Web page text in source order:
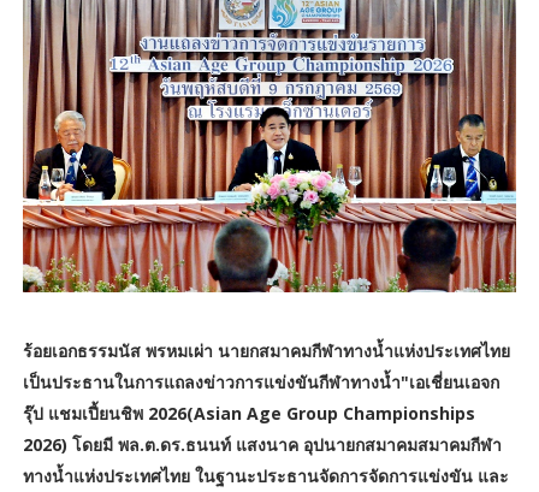
ร้อยเอกธรรมนัส พรหมเผ่า นายกสมาคมกีฬาทางน้ำแห่งประเทศไทย
เป็นประธานในการแถลงข่าวการแข่งขันกีฬาทางน้ำ"เอเชี่ยนเอจก
รุ๊ป แชมเปี้ยนชิพ 2026(Asian Age Group Championships
2026) โดยมี พล.ต.ดร.ธนนท์ แสงนาค อุปนายกสมาคมสมาคมกีฬา
ทางน้ำแห่งประเทศไทย ในฐานะประธานจัดการจัดการแข่งขัน และ